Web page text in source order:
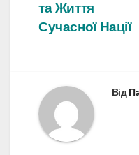
та Життя
Сучасної Нації
Від